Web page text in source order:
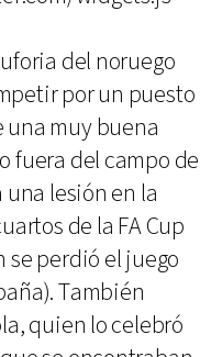
del noruego
por un puesto
muy buena
fuera del campo de
una lesión en la
de la FA Cup
perdió el juego
También
quien lo celebró